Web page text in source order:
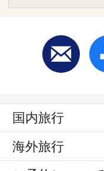
国内旅行
海外旅行